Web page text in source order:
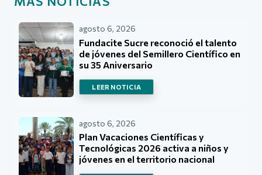
agosto 6, 2026
Fundacite Sucre reconoció el talento
de jóvenes del Semillero Científico en
su 35 Aniversario
LEER NOTICIA
agosto 6, 2026
Plan Vacaciones Científicas y
Tecnológicas 2026 activa a niños y
jóvenes en el territorio nacional